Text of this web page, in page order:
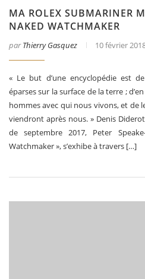
MA ROLEX SUBMARINER
NAKED WATCHMAKER
parThierry Gasquez 10 février
« Le but d’une encyclopédie est
éparses sur la surface de la terre ;
hommes avec qui nous vivons, et de
viendront après nous. » Denis
de septembre 2017, Peter
Watchmaker », s’exhibe à travers […]